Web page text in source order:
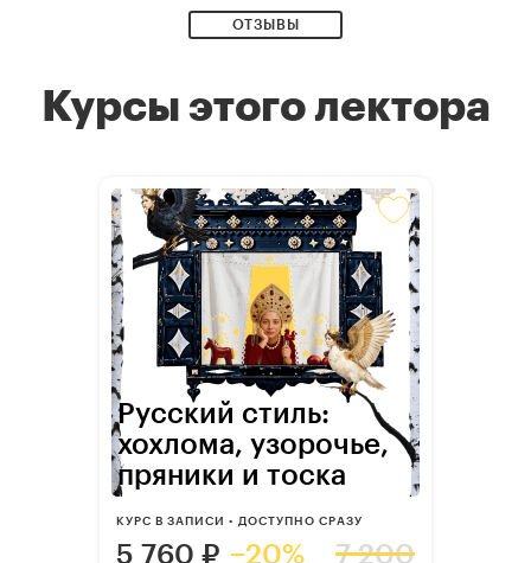
ОТЗЫВЫ
Курсы этого лектора
Русский стиль:
хохлома, узорочье,
пряники и тоска
КУРС В ЗАПИСИ • ДОСТУПНО СРАЗУ
5 760 ₽ −20% 7 200